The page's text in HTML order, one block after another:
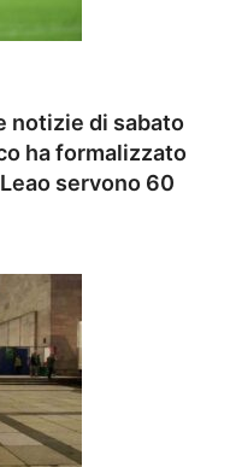
notizie di sabato
ha formalizzato
servono 60